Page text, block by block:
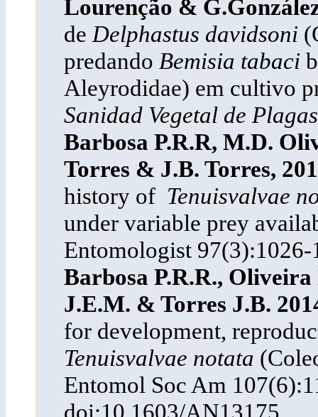
Lourenção & G.
de Delphastus davidsoni
predando Bemisia tabaci
Aleyrodidae) em cultivo
Sanidad Vegetal de Plagas
Barbosa P.R.R, M.D.
Torres & J.B. Torres,
history of Tenuisvalvae
under variable prey
Entomologist 97(3):1026-
Barbosa P.R.R.,
J.E.M. & Torres J.B.
for development,
Tenuisvalvae notata
Entomol Soc Am
doi:10.1603/AN13175.